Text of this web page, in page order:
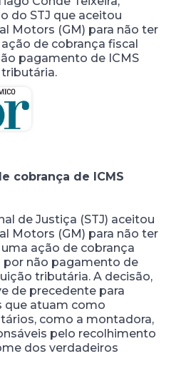
do STJ que aceitou
Motors (GM) para não ter
de cobrança fiscal
pagamento de ICMS
cobrança de ICMS
de Justiça (STJ) aceitou
Motors (GM) para não ter
ação de cobrança
por não pagamento de
tributária. A decisão,
de precedente para
que atuam como
como a montadora,
pelo recolhimento
dos verdadeiros